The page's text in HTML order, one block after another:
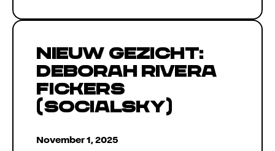
Nieuw gezicht:
Deborah Rivera
Fickers
(Socialsky)
November 1, 2025